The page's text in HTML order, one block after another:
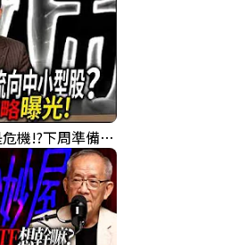
鴻海回測季線是機會還是危機!?下周準備幹大事?｜0807 #3661 #2317 #2317鴻海